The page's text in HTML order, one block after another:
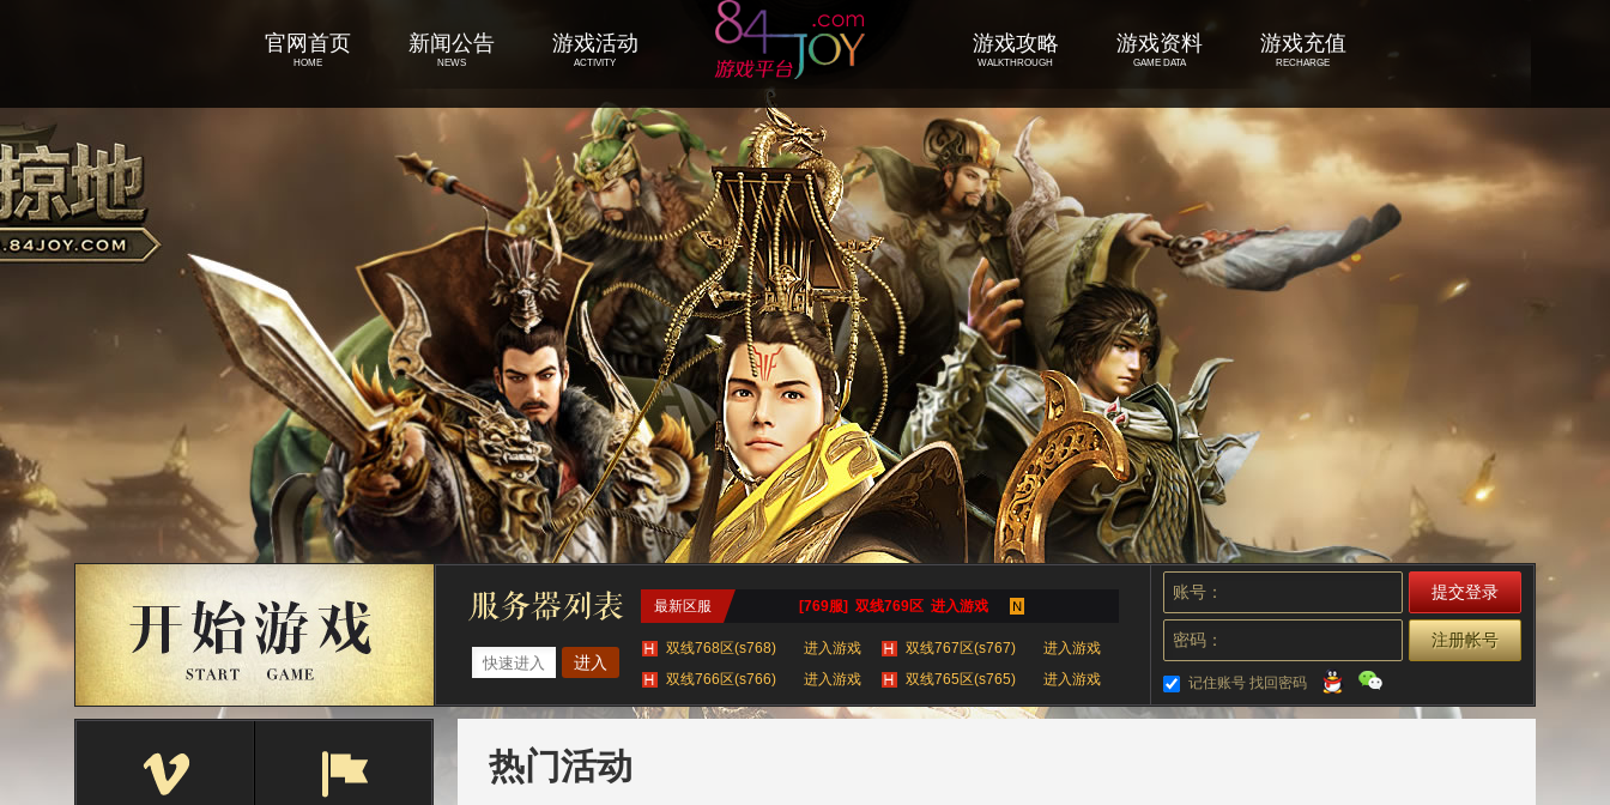
官网首页
HOME
新闻公告
NEWS
游戏活动
ACTIVITY
游戏攻略
WALKTHROUGH
游戏资料
GAME DATA
游戏充值
RECHARGE
最新区服 [769服] 双线769区 进入游戏
进入
进入游戏
双线768区(s768) 进入游戏
双线767区(s767)
进入游戏
双线766区(s766) 进入游戏
双线765区(s765)
进入游戏
双线764区(s764) 查看更多服务器 >
账号：
密码： 注册帐号
记住账号 找回密码
热门活动